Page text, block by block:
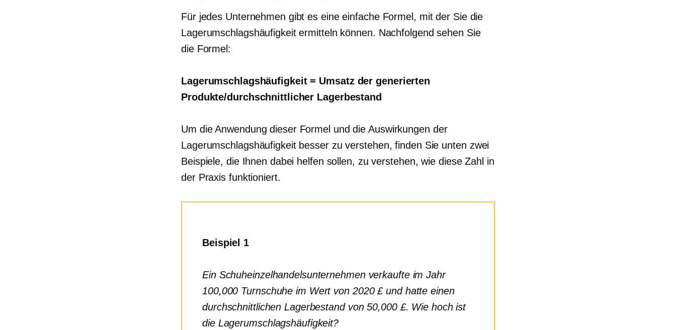
Für jedes Unternehmen gibt es eine einfache Formel, mit der Sie die
Lagerumschlagshäufigkeit ermitteln können. Nachfolgend sehen Sie
die Formel:
Lagerumschlagshäufigkeit = Umsatz der generierten
Produkte/durchschnittlicher Lagerbestand
Um die Anwendung dieser Formel und die Auswirkungen der
Lagerumschlagshäufigkeit besser zu verstehen, finden Sie unten zwei
Beispiele, die Ihnen dabei helfen sollen, zu verstehen, wie diese Zahl in
der Praxis funktioniert.
Beispiel 1
Ein Schuheinzelhandelsunternehmen verkaufte im Jahr
100,000 Turnschuhe im Wert von 2020 £ und hatte einen
durchschnittlichen Lagerbestand von 50,000 £. Wie hoch ist
die Lagerumschlagshäufigkeit?